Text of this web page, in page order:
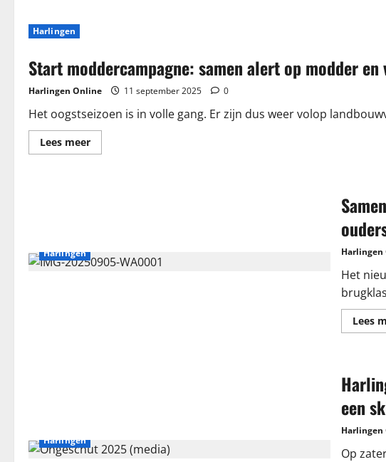
start
Harlingen
Start moddercampagne: samen alert op modder en
Harlingen Online 11 september 2025 0
Het oogstseizoen is in volle gang. Er zijn dus weer volop
Lees meerLees
meer
Harlingen
Het
Lees
Harlingen
een
Op